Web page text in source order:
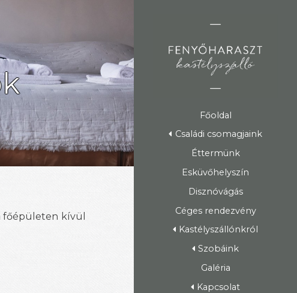
Főoldal
Családi csomagjaink
Éttermünk
Esküvőhelyszín
Disznóvágás
Céges rendezvény
Kastélyszállónkról
Szobáink
Galéria
Kapcsolat
főépületen kívül